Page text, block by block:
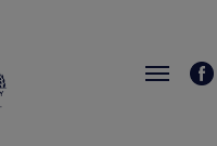
2025-12-10 14:00